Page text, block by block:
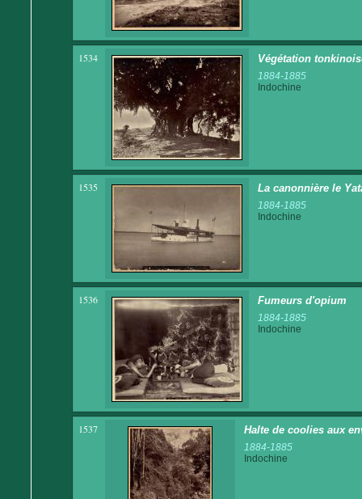
1534 Végétation
1884-1885
Indochine
1535 La canonnière le
1884-1885
Indochine
1536 Fumeurs d'opium
1884-1885
Indochine
1537 Halte de coolies aux
1884-1885
Indochine